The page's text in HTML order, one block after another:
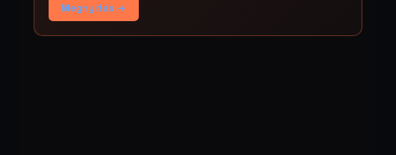
Megnyitás →